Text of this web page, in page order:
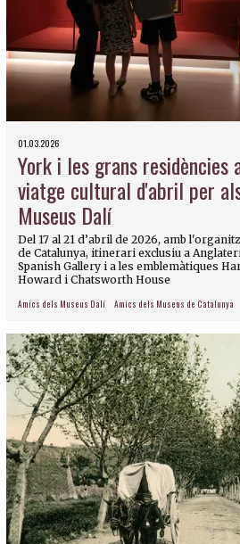
01.03.2026
York i les grans residències
viatge cultural d'abril per
Museus Dalí
Del 17 al 21 d’abril de 2026, amb
de Catalunya, itinerari exclusiu a
Spanish Gallery i a les emblemàtiques
Howard i Chatsworth House
Amics dels Museus Dalí Amics dels Museus de Catalunya